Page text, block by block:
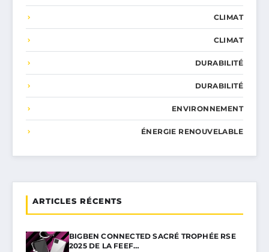
CLIMAT
CLIMAT
DURABILITÉ
DURABILITÉ
ENVIRONNEMENT
ÉNERGIE RENOUVELABLE
ARTICLES RÉCENTS
BIGBEN CONNECTED SACRÉ TROPHÉE RSE
2025 DE LA FEEF…